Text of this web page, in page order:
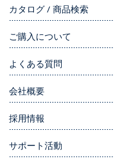
カタログ / 商品検索
ご購入について
よくある質問
会社概要
採用情報
サポート活動